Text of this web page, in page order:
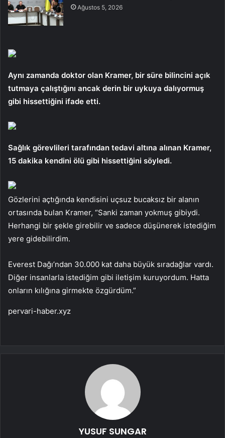
Ağustos 5, 2026
Aynı zamanda doktor olan Kramer, bir süre bilincini açık
tutmaya çalıştığını ancak derin bir uykuya dalıyormuş
gibi hissettiğini ifade etti.
Sağlık görevlileri tarafından tedavi altına alınan Kramer,
15 dakika kendini ölü gibi hissettiğini söyledi.
Gözlerini açtığında kendisini uçsuz bucaksız bir alanın
ortasında bulan Kramer, “Sanki zaman yokmuş gibiydi.
Herhangi bir şekle girebilir ve sadece düşünerek istediğim
yere gidebilirdim.
Everest Dağı’ndan 30.000 kat daha büyük sıradağlar vardı.
Diğer insanlarla istediğim gibi iletişim kuruyordum. Hatta
onların kılığına girmekte özgürdüm.”
pervari-haber.xyz
YUSUF SUNGAR